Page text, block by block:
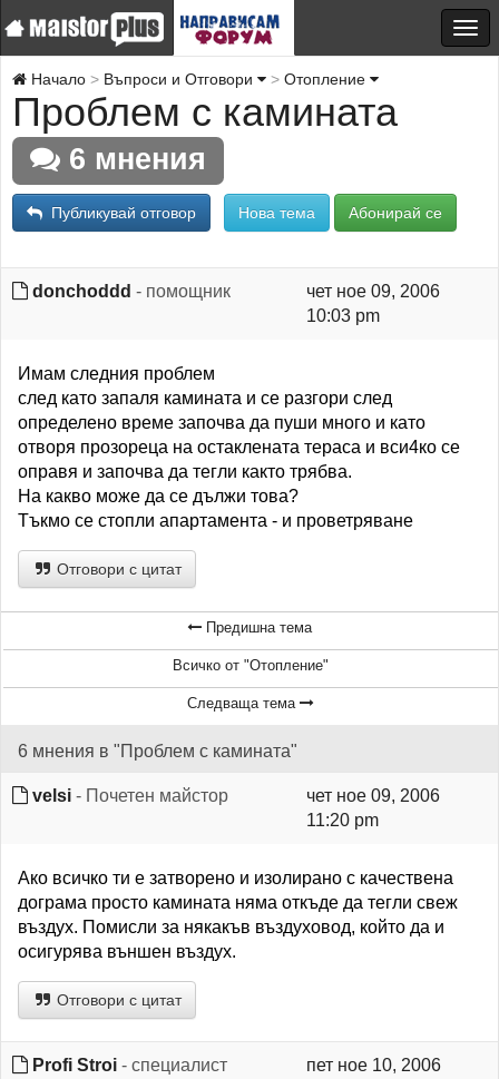
Начало Въпроси и Отговори Отопление
Проблем с камината
6 мнения
Публикувай отговор Нова тема Абонирай се
donchoddd - помощник
чет ное 09, 2006
10:03 pm
Имам следния проблем
след като запаля камината и се разгори след
определено време започва да пуши много и като
отворя прозореца на остаклената тераса и вси4ко се
оправя и започва да тегли както трябва.
На какво може да се дължи това?
Тъкмо се стопли апартамента - и проветряване
Отговори с цитат
Предишна тема
Всичко от "Отопление"
Следваща тема
6 мнения в "Проблем с камината"
velsi - Почетен майстор
чет ное 09, 2006
11:20 pm
Ако всичко ти е затворено и изолирано с качествена
дограма просто камината няма откъде да тегли свеж
въздух. Помисли за някакъв въздуховод, който да и
осигурява външен въздух.
Отговори с цитат
Profi Stroi - специалист
пет ное 10, 2006